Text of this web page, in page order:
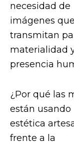
necesidad de
imágenes que
transmitan
materialidad
presencia
¿Por qué las
están usando
estética
frente a la